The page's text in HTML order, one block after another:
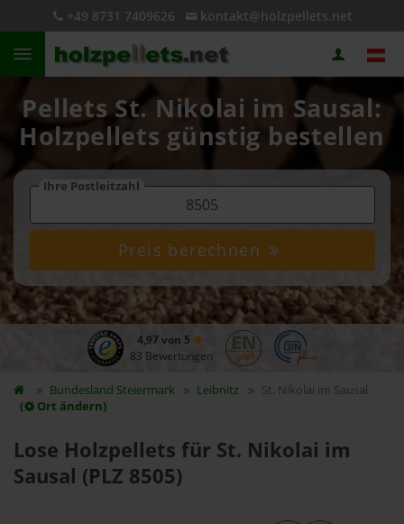
+49 8731 7409626 kontakt@holzpellets.net
Pellets St. Nikolai im Sausal:
Holzpellets günstig bestellen
Ihre Postleitzahl
Preis berechnen
4,97 von 5
83 Bewertungen
Bundesland Steiermark Leibnitz
St. Nikolai im Sausal
(
Ort ändern)
Lose Holzpellets für St. Nikolai im
Sausal (PLZ 8505)